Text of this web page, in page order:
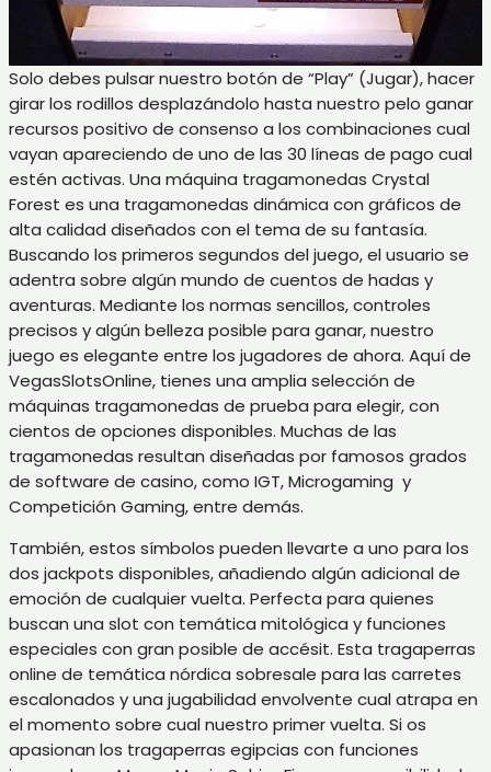
Solo debes pulsar nuestro botón de “Play” (Jugar), hacer
girar los rodillos desplazándolo hasta nuestro pelo ganar
recursos positivo de consenso a los combinaciones cual
vayan apareciendo de uno de las 30 líneas de pago cual
estén activas. Una máquina tragamonedas Crystal
Forest es una tragamonedas dinámica con gráficos de
alta calidad diseñados con el tema de su fantasía.
Buscando los primeros segundos del juego, el usuario se
adentra sobre algún mundo de cuentos de hadas y
aventuras. Mediante los normas sencillos, controles
precisos y algún belleza posible para ganar, nuestro
juego es elegante entre los jugadores de ahora. Aquí de
VegasSlotsOnline, tienes una amplia selección de
máquinas tragamonedas de prueba para elegir, con
cientos de opciones disponibles. Muchas de las
tragamonedas resultan diseñadas por famosos grados
de software de casino, como IGT, Microgaming y
Competición Gaming, entre demás.
También, estos símbolos pueden llevarte a uno para los
dos jackpots disponibles, añadiendo algún adicional de
emoción de cualquier vuelta. Perfecta para quienes
buscan una slot con temática mitológica y funciones
especiales con gran posible de accésit. Esta tragaperras
online de temática nórdica sobresale para las carretes
escalonados y una jugabilidad envolvente cual atrapa en
el momento sobre cual nuestro primer vuelta. Si os
apasionan los tragaperras egipcias con funciones